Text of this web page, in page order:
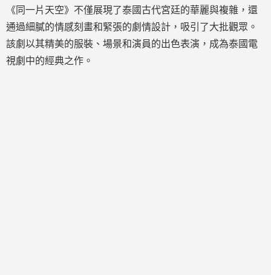
《同一片天空》不僅展現了泰國古代宮廷的華麗與複雜，還
通過細膩的情感刻畫和緊張的劇情設計，吸引了大批觀眾。
該劇以其精美的服裝、場景和演員的出色表演，成為泰國電
視劇中的經典之作。